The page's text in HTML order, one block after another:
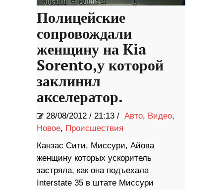
Полицейские
сопровождали
женщину на Kia
Sorento,у которой
заклинил
акселератор.
28/08/2012 / 21:13 / Авто, Видео,
Новое, Происшествия
Канзас Сити, Миссури, Айова
женщину которых ускоритель
застряла, как она подъехала
Interstate 35 в штате Миссури